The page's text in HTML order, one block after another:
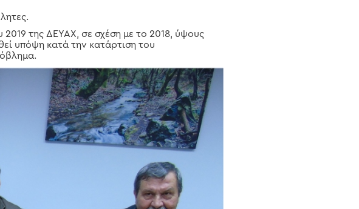
της ΔΕΥΑΧ, σε σχέση με το 2018, ύψους
υπόψη κατά την κατάρτιση του